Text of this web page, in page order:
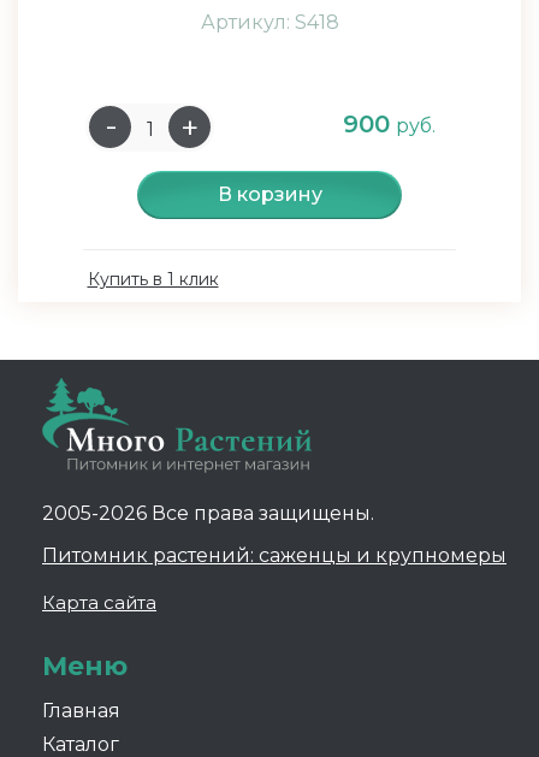
Артикул: S418
900 руб.
В корзину
Купить в 1 клик
2005-2026 Все права защищены.
Питомник растений: саженцы и крупномеры
Карта сайта
Меню
Главная
Каталог